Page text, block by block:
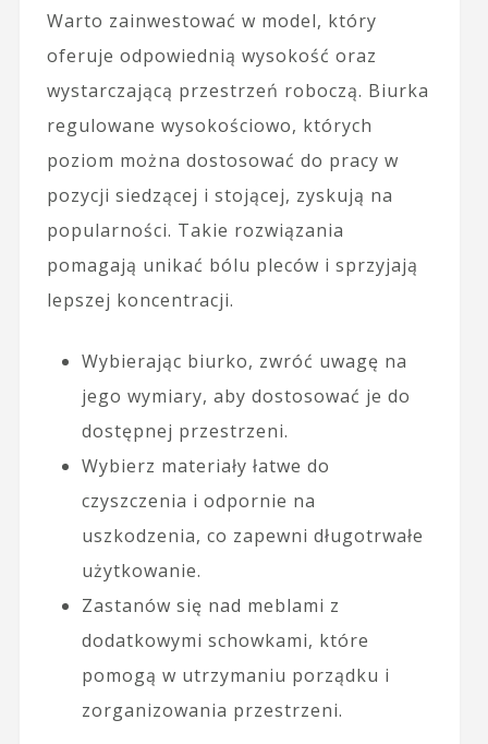
Warto zainwestować w model, który
oferuje odpowiednią wysokość oraz
wystarczającą przestrzeń roboczą. Biurka
regulowane wysokościowo, których
poziom można dostosować do pracy w
pozycji siedzącej i stojącej, zyskują na
popularności. Takie rozwiązania
pomagają unikać bólu pleców i sprzyjają
lepszej koncentracji.
Wybierając biurko, zwróć uwagę na
jego wymiary, aby dostosować je do
dostępnej przestrzeni.
Wybierz materiały łatwe do
czyszczenia i odpornie na
uszkodzenia, co zapewni długotrwałe
użytkowanie.
Zastanów się nad meblami z
dodatkowymi schowkami, które
pomogą w utrzymaniu porządku i
zorganizowania przestrzeni.